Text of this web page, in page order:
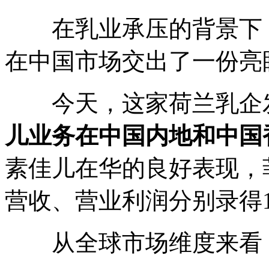
在乳业承压的背景下
在中国市场交出了一份
今天，这家荷兰乳企
儿业务在中国内地和中
素佳儿在华的良好表现
营收、营业利润分别录得
从全球市场维度来看